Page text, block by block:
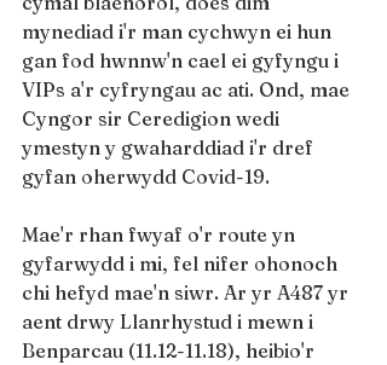
mynediad i'r man cychwyn ei hun
gan fod hwnnw'n cael ei gyfyngu i
VIPs a'r cyfryngau ac ati. Ond, mae
Cyngor sir Ceredigion wedi
ymestyn y gwaharddiad i'r dref
gyfan oherwydd Covid-19.
Mae'r rhan fwyaf o'r route yn
gyfarwydd i mi, fel nifer ohonoch
chi hefyd mae'n siwr. Ar yr A487 yr
aent drwy Llanrhystud i mewn i
Benparcau (11.12-11.18), heibio'r